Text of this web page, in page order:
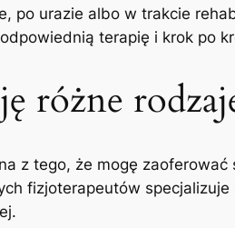
po urazie albo w trakcie
terapię i krok po
różne
z tego, że mogę zaoferować
fizjoterapeutów